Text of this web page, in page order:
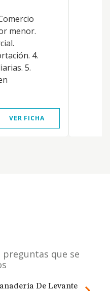
menor.
4.
5.
VER FICHA
preguntas que se
De Levante